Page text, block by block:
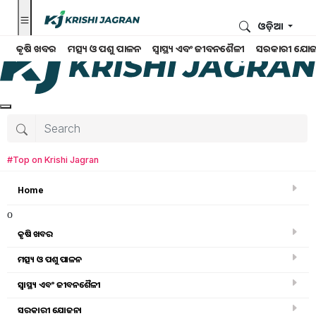
କୃଷି ଖବର ମତ୍ସ୍ୟ ଓ ପଶୁ ପାଳନ ସ୍ୱାସ୍ଥ୍ୟ ଏବଂ ଜୀବନଶୈଳୀ ସରକାରୀ
ଓଡ଼ିଆ
#Top on Krishi Jagran
Home
o
କୃଷି ଖବର
ମତ୍ସ୍ୟ ଓ ପଶୁ ପାଳନ
ସ୍ୱାସ୍ଥ୍ୟ ଏବଂ ଜୀବନଶୈଳୀ
ସରକାରୀ ଯୋଜନା